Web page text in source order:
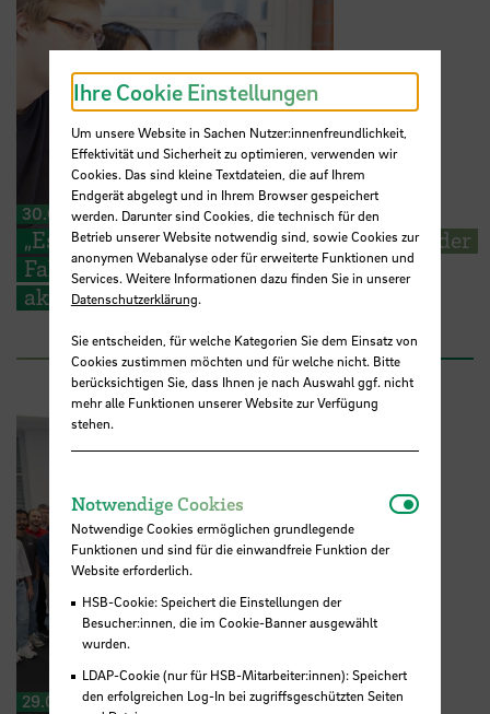
30.06.2026
„Es geht um die Wurst“ – Studierende an der
Fakultät 4 sammeln Ideen für ihre
akademische Zukunft
29.06.2026
Ihre Cookie Einstellungen
Um unsere Website in Sachen Nutzer:innenfreundlichkeit,
Effektivität und Sicherheit zu optimieren, verwenden wir
Cookies. Das sind kleine Textdateien, die auf Ihrem
Endgerät abgelegt und in Ihrem Browser gespeichert
werden. Darunter sind Cookies, die technisch für den
Betrieb unserer Website notwendig sind, sowie Cookies zur
anonymen Webanalyse oder für erweiterte Funktionen und
Services. Weitere Informationen dazu finden Sie in unserer
Datenschutzerklärung.
Sie entscheiden, für welche Kategorien Sie dem Einsatz von
Cookies zustimmen möchten und für welche nicht. Bitte
berücksichtigen Sie, dass Ihnen je nach Auswahl ggf. nicht
mehr alle Funktionen unserer Website zur Verfügung
stehen.
Notwendige Cookies
Notwendige Cookies ermöglichen grundlegende
Funktionen und sind für die einwandfreie Funktion der
Website erforderlich.
HSB-Cookie: Speichert die Einstellungen der
Besucher:innen, die im Cookie-Banner ausgewählt
wurden.
LDAP-Cookie (nur für HSB-Mitarbeiter:innen): Speichert
den erfolgreichen Log-In bei zugriffsgeschützten Seiten